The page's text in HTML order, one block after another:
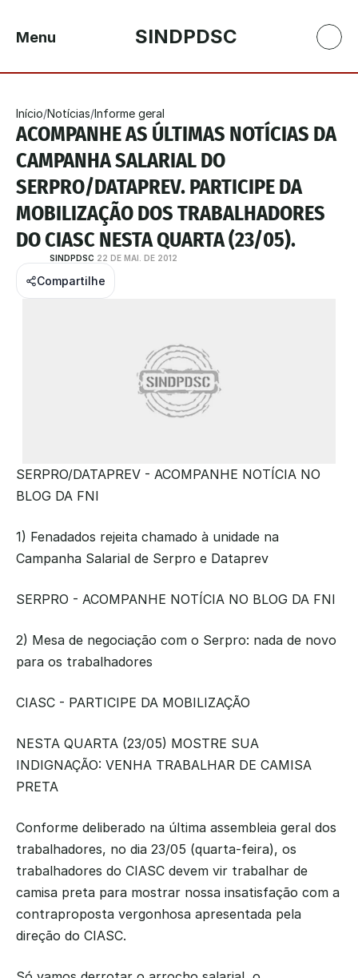
Menu SINDPDSC
Início/Notícias/Informe geral
ACOMPANHE AS ÚLTIMAS NOTÍCIAS DA
CAMPANHA SALARIAL DO
SERPRO/DATAPREV. PARTICIPE DA
MOBILIZAÇÃO DOS TRABALHADORES
DO CIASC NESTA QUARTA (23/05).
SINDPDSC 22 DE MAI. DE 2012
Compartilhe
SERPRO/DATAPREV - ACOMPANHE NOTÍCIA NO
BLOG DA FNI
1) Fenadados rejeita chamado à unidade na
Campanha Salarial de Serpro e Dataprev
SERPRO - ACOMPANHE NOTÍCIA NO BLOG DA FNI
2) Mesa de negociação com o Serpro: nada de novo
para os trabalhadores
CIASC - PARTICIPE DA MOBILIZAÇÃO
NESTA QUARTA (23/05) MOSTRE SUA
INDIGNAÇÃO: VENHA TRABALHAR DE CAMISA
PRETA
Conforme deliberado na última assembleia geral dos
trabalhadores, no dia 23/05 (quarta-feira), os
trabalhadores do CIASC devem vir trabalhar de
camisa preta para mostrar nossa insatisfação com a
contraproposta vergonhosa apresentada pela
direção do CIASC.